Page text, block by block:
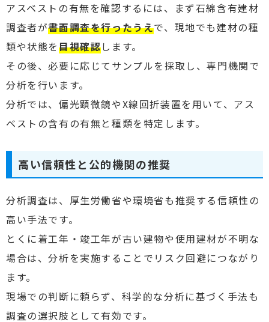
アスベストの有無を確認するには、まず石綿含有建材
調査者が書面調査を行ったうえで、現地でも建材の種
類や状態を目視確認します。
その後、必要に応じてサンプルを採取し、専門機関で
分析を行います。
分析では、偏光顕微鏡やX線回折装置を用いて、アス
ベストの含有の有無と種類を特定します。
高い信頼性と公的機関の推奨
分析調査は、厚生労働省や環境省も推奨する信頼性の
高い手法です。
とくに着工年・竣工年が古い建物や使用建材が不明な
場合は、分析を実施することでリスク回避につながり
ます。
現場での判断に頼らず、科学的な分析に基づく手法も
調査の選択肢として有効です。